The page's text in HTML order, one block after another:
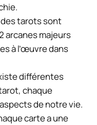
tarots sont
arcanes majeurs
à l’œuvre dans
différentes
chaque
de notre vie.
carte a une